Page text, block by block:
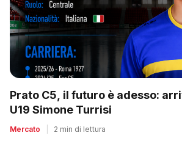
Prato C5, il futuro è adesso:
U19 Simone Turrisi
Mercato 2 min di lettura